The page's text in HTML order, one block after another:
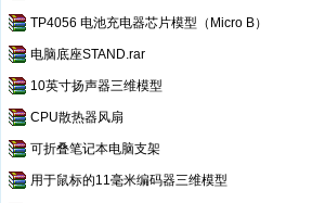
TP4056 电池充电器芯片模型（Micro B）
电脑底座STAND.rar
10英寸扬声器三维模型
CPU散热器风扇
可折叠笔记本电脑支架
用于鼠标的11毫米编码器三维模型